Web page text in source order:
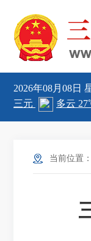
2026年08月08日
当前位置：